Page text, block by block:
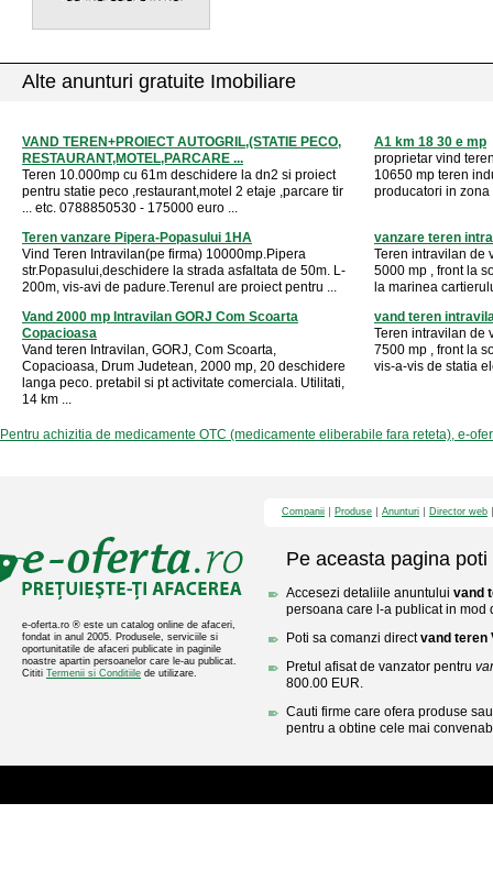
Alte anunturi gratuite Imobiliare
VAND TEREN+PROIECT AUTOGRIL,(STATIE PECO,
RESTAURANT,MOTEL,PARCARE ...
Teren 10.000mp cu 61m deschidere la dn2 si proiect
pentru statie peco ,restaurant,motel 2 etaje ,parcare tir
... etc. 0788850530 - 175000 euro ...
A1 km 18 30 e mp
proprietar vind
10650 mp teren
producatori in
Teren vanzare Pipera-Popasului 1HA
Vind Teren Intravilan(pe firma) 10000mp.Pipera
str.Popasului,deschidere la strada asfaltata de 50m. L-
200m, vis-avi de padure.Terenul are proiect pentru ...
vanzare teren
Teren intravilan de
5000 mp , front la
la marinea
Vand 2000 mp Intravilan GORJ Com Scoarta
Copacioasa
Vand teren Intravilan, GORJ, Com Scoarta,
Copacioasa, Drum Judetean, 2000 mp, 20 deschidere
langa peco. pretabil si pt activitate comerciala. Utilitati,
14 km ...
vand teren
Teren intravilan de
7500 mp , front la
vis-a-vis de statia
Pentru achizitia de medicamente OTC (medicamente eliberabile fara reteta), e-
e-oferta.ro ® este un catalog online de afaceri,
fondat in anul 2005. Produsele, serviciile si
oportunitatile de afaceri publicate in paginile
noastre apartin persoanelor care le-au publicat.
Cititi Termenii si Conditiile de utilizare.
Companii Produse Anunturi Director web
Pe aceasta pagina poti
Accesezi detaliile anuntului vand
persoana care l-a publicat in mod
Poti sa comanzi directvand teren
Pretul afisat de vanzator pentru
800.00 EUR.
Cauti firme care ofera produse
pentru a obtine cele mai